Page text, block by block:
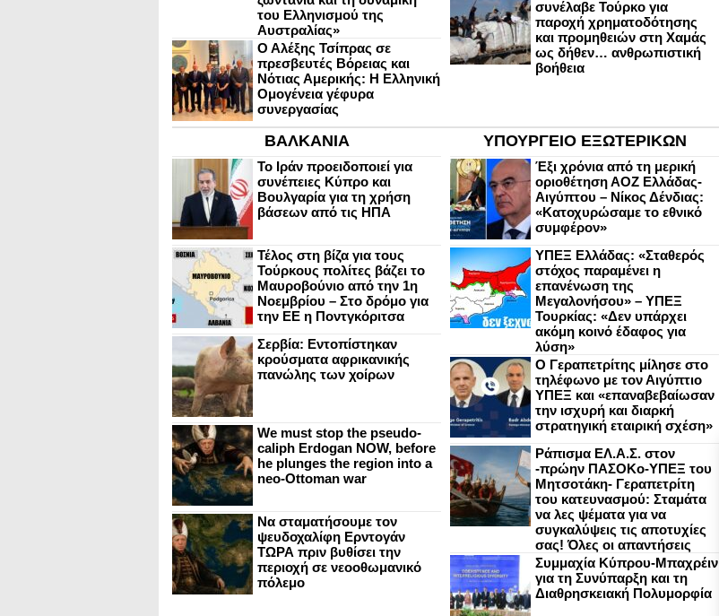
του Ελληνισμού της
Αυστραλίας»
Ο Αλέξης Τσίπρας σε
πρεσβευτές Βόρειας και
Νότιας Αμερικής: Η Ελληνική
Ομογένεια γέφυρα
συνεργασίας
συνέλαβε Τούρκο για
παροχή χρηματοδότησης
και προμηθειών στη Χαμάς
ως δήθεν… ανθρωπιστική
βοήθεια
ΒΑΛΚΑΝΙΑ
Το Ιράν προειδοποιεί για
συνέπειες Κύπρο και
Βουλγαρία για τη χρήση
βάσεων από τις ΗΠΑ
Τέλος στη βίζα για τους
Τούρκους πολίτες βάζει το
Μαυροβούνιο από την 1η
Νοεμβρίου – Στο δρόμο για
την ΕΕ η Ποντγκόριτσα
Σερβία: Εντοπίστηκαν
κρούσματα αφρικανικής
πανώλης των χοίρων
We must stop the pseudo-
caliph Erdogan NOW, before
he plunges the region into a
neo-Ottoman war
Να σταματήσουμε τον
ψευδοχαλίφη Ερντογάν
ΤΩΡΑ πριν βυθίσει την
περιοχή σε νεοοθωμανικό
πόλεμο
ΥΠΟΥΡΓΕΙΟ ΕΞΩΤΕΡΙΚΩΝ
Έξι χρόνια από τη μερική
οριοθέτηση ΑΟΖ Ελλάδας-
Αιγύπτου – Νίκος Δένδιας:
«Κατοχυρώσαμε το εθνικό
συμφέρον»
ΥΠΕΞ Ελλάδας: «Σταθερός
στόχος παραμένει η
επανένωση της
Μεγαλονήσου» – ΥΠΕΞ
Τουρκίας: «Δεν υπάρχει
ακόμη κοινό έδαφος για
λύση»
Ο Γεραπετρίτης μίλησε στο
τηλέφωνο με τον Αιγύπτιο
ΥΠΕΞ και «επαναβεβαίωσαν
την ισχυρή και διαρκή
στρατηγική εταιρική σχέση»
Ράπισμα ΕΛ.Α.Σ. στον
-πρώην ΠΑΣΟΚο-ΥΠΕΞ του
Μητσοτάκη- Γεραπετρίτη
του κατευνασμού: Σταμάτα
να λες ψέματα για να
συγκαλύψεις τις αποτυχίες
σας! Όλες οι απαντήσεις
Συμμαχία Κύπρου-Μπαχρέιν
για τη Συνύπαρξη και τη
Διαθρησκειακή Πολυμορφία